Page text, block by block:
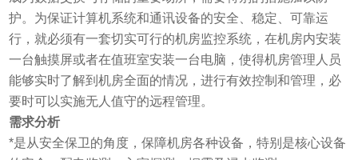
护。为保证计算机系统和通讯设备的安全、稳定、可靠运
行，就必须有一套切实可行的机房监控系统，在机房内安装
一台触摸屏或者在值班室安装一台电脑，使得机房管理人员
能够实时了解到机房全面的情况，进行有效控制和管理，必
要时可以实施无人值守的远程管理。
需求分析
*是从安全保卫的角度，保障机房各种设备，特别是核心设备